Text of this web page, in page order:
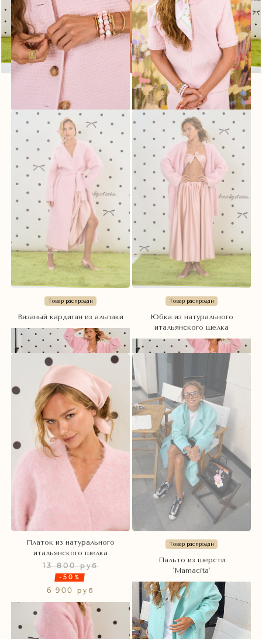
Товар распродан
Вязаный кардиган из альпаки
Товар распродан
Юбка из натурального
итальянского шелка
Платок из натурального
итальянского шелка
13 800 руб
-50%
6 900 руб
Товар распродан
Пальто из шерсти
'Mamacita'